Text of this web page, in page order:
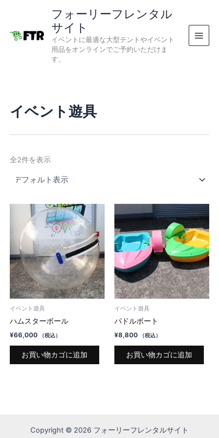
フォーリーフレンタル
サイト
イベントに最適な大型テントやイベント
用品をオンラインでご予約いただけま
す。
イベント遊具
全2件を表示
イベント遊具
ハムスターボール
¥66,000 （税込）
お買い物カゴに追加
イベント遊具
パドルボート
¥8,800 （税込）
お買い物カゴに追加
Copyright © 2026 フォーリーフレンタルサイト